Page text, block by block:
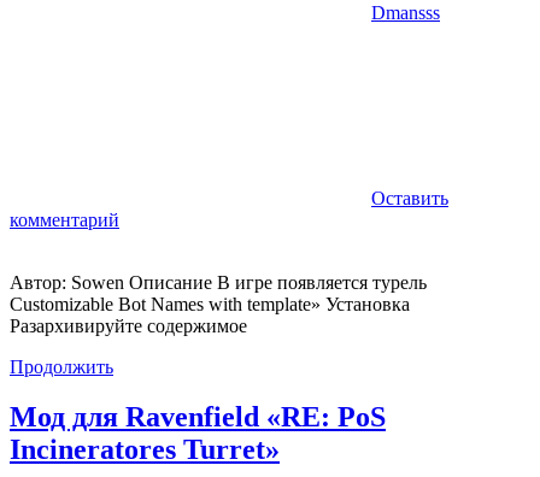
Dmansss
Оставить
комментарий
Автор: Sowen Описание В игре появляется турель
Customizable Bot Names with template» Установка
Разархивируйте содержимое
Продолжить
Мод для Ravenfield «RE: PoS
Incineratores Turret»